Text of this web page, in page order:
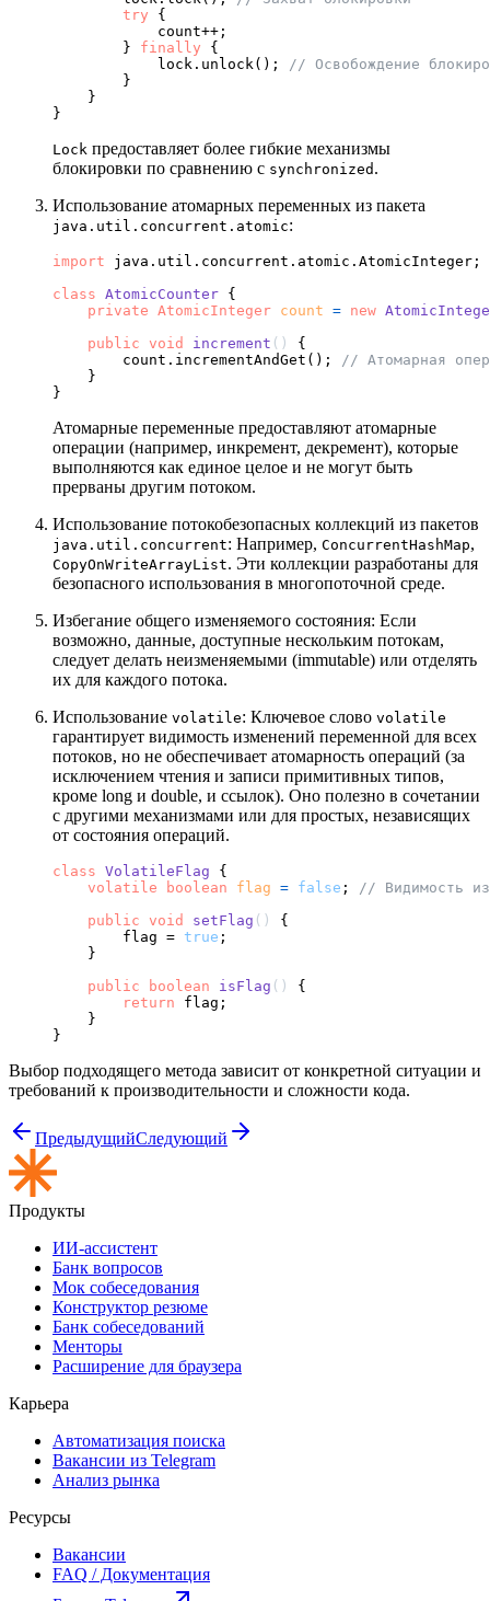
try {
            count++;
        }
finally {
            lock.unlock();
// Освобождение
        }
    }
Lock предоставляет более гибкие механизмы
блокировки по сравнению с synchronized .
Использование атомарных переменных из пакета
java.util.concurrent.atomic:
import java.util.concurrent.atomic.AtomicInteger;
class AtomicCounter {
private AtomicInteger count = new
public void increment ()
{
        count.incrementAndGet();
// Атомарная
    }
Атомарные переменные предоставляют атомарные
операции (например, инкремент, декремент), которые
выполняются как единое целое и не могут быть
прерваны другим потоком.
Использование потокобезопасных коллекций из пакетов
java.util.concurrent: Например, ConcurrentHashMap,
CopyOnWriteArrayList. Эти коллекции разработаны для
безопасного использования в многопоточной среде.
Избегание общего изменяемого состояния: Если
возможно, данные, доступные нескольким потокам,
следует делать неизменяемыми (immutable) или отделять
их для каждого потока.
Использование volatile: Ключевое слово volatile
гарантирует видимость изменений переменной для всех
потоков, но не обеспечивает атомарность операций (за
исключением чтения и записи примитивных типов,
кроме long и double, и ссылок). Оно полезно в сочетании
с другими механизмами или для простых, независящих
от состояния операций.
class VolatileFlag {
volatile
boolean flag = false ;
// Видимость
public void setFlag ()
{
        flag =
true ;
    }
public
boolean isFlag ()
{
return flag;
    }
Выбор подходящего метода зависит от конкретной ситуации и
требований к производительности и сложности кода.
ПредыдущийСледующий
Продукты
ИИ-ассистент
Банк вопросов
Мок собеседования
Конструктор резюме
Банк собеседований
Менторы
Расширение для браузера
Карьера
Автоматизация поиска
Вакансии из Telegram
Анализ рынка
Ресурсы
Вакансии
FAQ / Документация